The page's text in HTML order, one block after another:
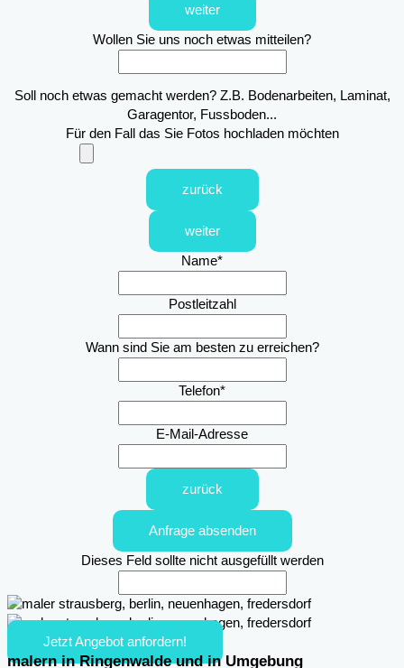
weiter
Wollen Sie uns noch etwas mitteilen?
Soll noch etwas gemacht werden? Z.B. Bodenarbeiten, Laminat,
Garagentor, Fussboden...
Für den Fall das Sie Fotos hochladen möchten
zurück
weiter
Name*
Postleitzahl
Wann sind Sie am besten zu erreichen?
Telefon*
E-Mail-Adresse
zurück
Anfrage absenden
Dieses Feld sollte nicht ausgefüllt werden
Jetzt Angebot anfordern!
malern in Ringenwalde und in Umgebung